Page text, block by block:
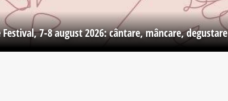
7-8 august 2026: cântare, mâncare, degustare